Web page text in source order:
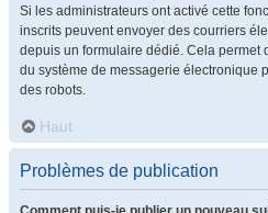
Si les administrateurs ont activé cette
inscrits peuvent envoyer des courriers
depuis un formulaire dédié. Cela permet
du système de messagerie électronique
des robots.
Haut
Problèmes de publication